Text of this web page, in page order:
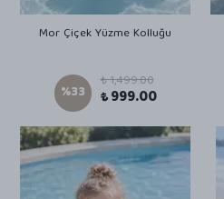
Mor Çiçek Yüzme Kolluğu
%33
₺ 1,499.00
₺ 999.00